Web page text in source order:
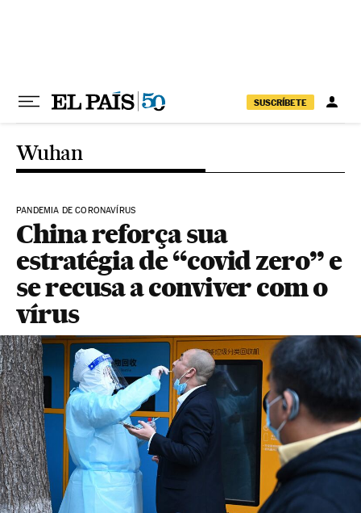
SUSCRÍBETE
Wuhan
PANDEMIA DE CORONAVÍRUS
China reforça sua
estratégia de “covid zero” e
se recusa a conviver com o
vírus